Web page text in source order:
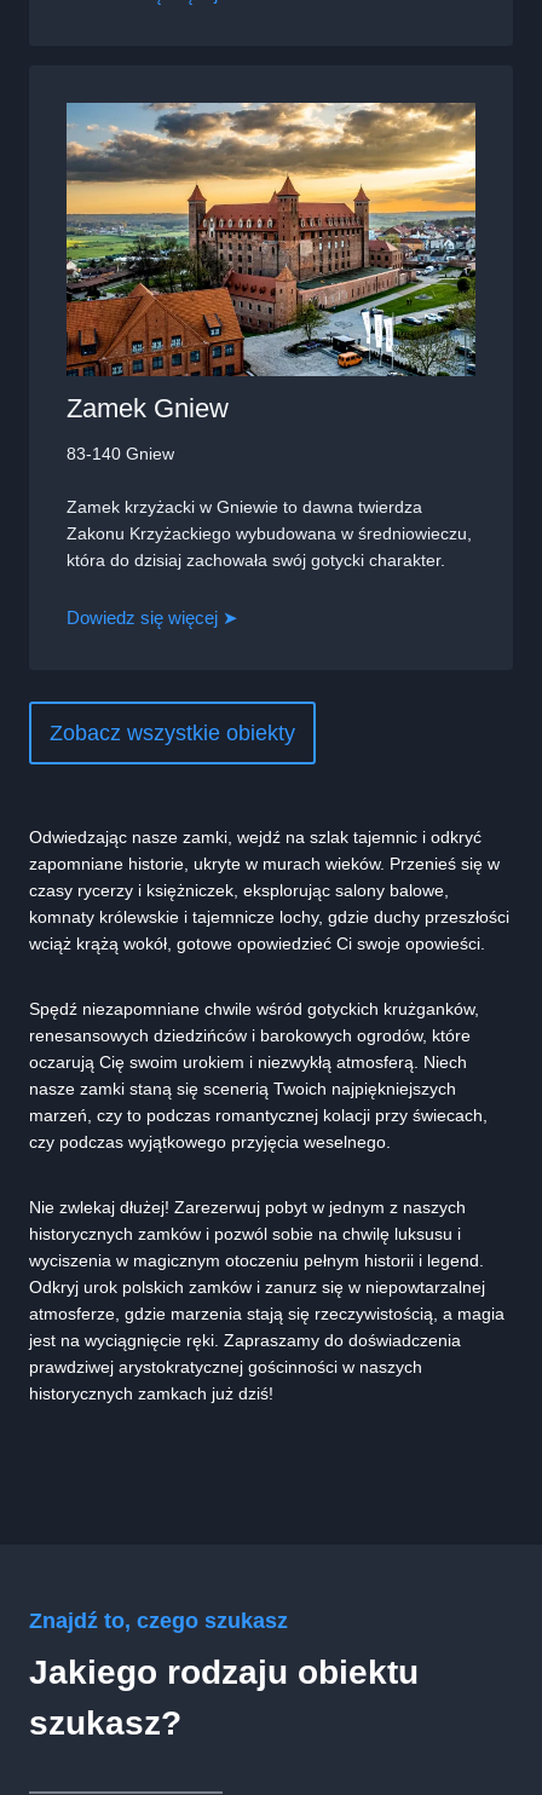
Zamek Gniew
83-140 Gniew
Zamek krzyżacki w Gniewie to dawna twierdza
Zakonu Krzyżackiego wybudowana w średniowieczu,
która do dzisiaj zachowała swój gotycki charakter.
Dowiedz się więcej ➤
Zobacz wszystkie obiekty
Odwiedzając nasze zamki, wejdź na szlak tajemnic i odkryć
zapomniane historie, ukryte w murach wieków. Przenieś się w
czasy rycerzy i księżniczek, eksplorując salony balowe,
komnaty królewskie i tajemnicze lochy, gdzie duchy przeszłości
wciąż krążą wokół, gotowe opowiedzieć Ci swoje opowieści.
Spędź niezapomniane chwile wśród gotyckich krużganków,
renesansowych dziedzińców i barokowych ogrodów, które
oczarują Cię swoim urokiem i niezwykłą atmosferą. Niech
nasze zamki staną się scenerią Twoich najpiękniejszych
marzeń, czy to podczas romantycznej kolacji przy świecach,
czy podczas wyjątkowego przyjęcia weselnego.
Nie zwlekaj dłużej! Zarezerwuj pobyt w jednym z naszych
historycznych zamków i pozwól sobie na chwilę luksusu i
wyciszenia w magicznym otoczeniu pełnym historii i legend.
Odkryj urok polskich zamków i zanurz się w niepowtarzalnej
atmosferze, gdzie marzenia stają się rzeczywistością, a magia
jest na wyciągnięcie ręki. Zapraszamy do doświadczenia
prawdziwej arystokratycznej gościnności w naszych
historycznych zamkach już dziś!
Znajdź to, czego szukasz
Jakiego rodzaju obiektu
szukasz?